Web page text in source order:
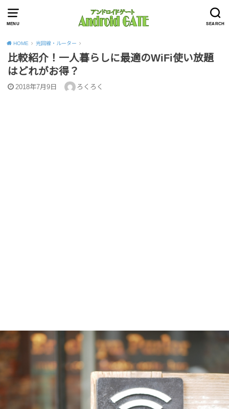
MENU SEARCH
HOME 光回線・ルーター
比較紹介！一人暮らしに最適のWiFi使い放題
はどれがお得？
2018年7月9日 ろくろく